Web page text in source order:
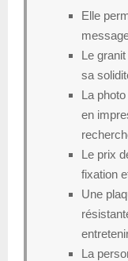
Elle
Le
sa
La
en
Le prix
fixation
Une
La